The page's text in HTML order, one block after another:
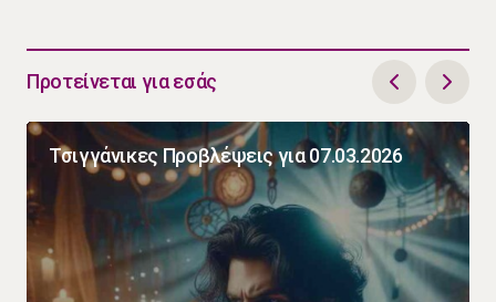
Προτείνεται για εσάς
Τσιγγάνικες Προβλέψεις για 07.03.2026